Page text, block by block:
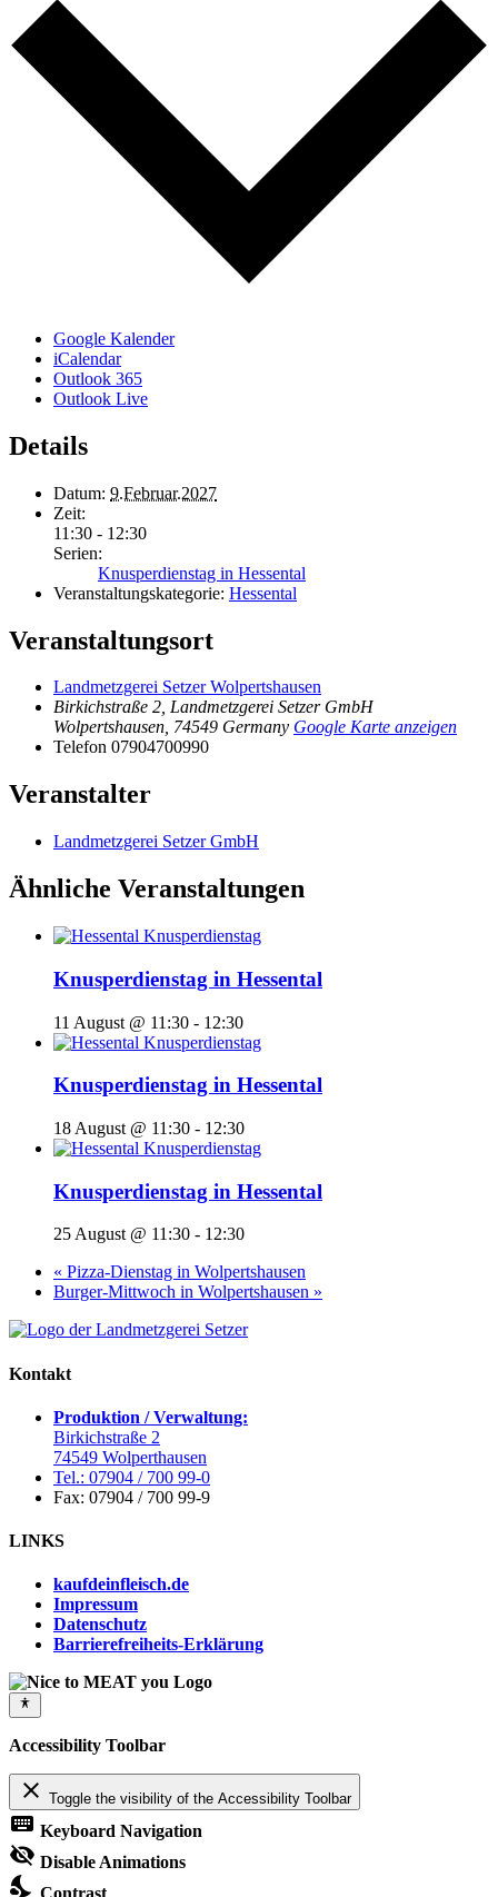
Google Kalender
iCalendar
Outlook 365
Outlook Live
Details
Datum: 9.Februar.2027
Zeit:
11:30 - 12:30
Serien:
Knusperdienstag in Hessental
Veranstaltungskategorie: Hessental
Veranstaltungsort
Landmetzgerei Setzer Wolpertshausen
Birkichstraße 2, Landmetzgerei Setzer GmbH
Wolpertshausen, 74549 Germany Google Karte anzeigen
Telefon 07904700990
Veranstalter
Landmetzgerei Setzer GmbH
Ähnliche Veranstaltungen
Knusperdienstag in Hessental
11 August @ 11:30 - 12:30
Knusperdienstag in Hessental
18 August @ 11:30 - 12:30
Knusperdienstag in Hessental
25 August @ 11:30 - 12:30
« Pizza-Dienstag in Wolpertshausen
Burger-Mittwoch in Wolpertshausen »
Kontakt
Produktion / Verwaltung:
Birkichstraße 2
74549 Wolperthausen
Tel.: 07904 / 700 99-0
Fax: 07904 / 700 99-9
LINKS
kaufdeinfleisch.de
Impressum
Datenschutz
Barrierefreiheits-Erklärung
Accessibility Toolbar
close Toggle the visibility of the Accessibility Toolbar
keyboard Keyboard Navigation
visibility_off Disable Animations
nights_stay Contrast